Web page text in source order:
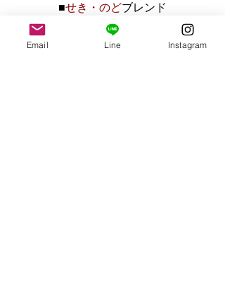
■せき・のどブレンド
（※冷ましてうがいをするのもオスス
メです）
気管支炎、喘息、喉の違和感を感じた
Email Line Instagram